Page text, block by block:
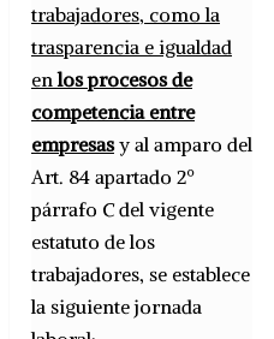
trabajadores, como la
trasparencia e igualdad
enlos procesos de
competencia entre
empresasy al amparo del
Art. 84 apartado 2º
párrafo C del vigente
estatuto de los
trabajadores, se establece
la siguiente jornada